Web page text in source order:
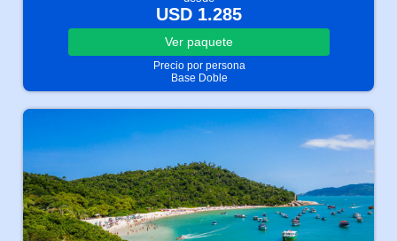
USD 1.285
Ver paquete
Precio por persona
Base Doble